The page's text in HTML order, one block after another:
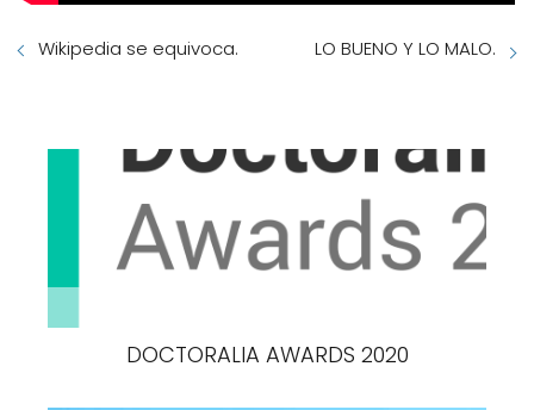
Wikipedia se equivoca. LO BUENO Y LO MALO.
DOCTORALIA AWARDS 2020